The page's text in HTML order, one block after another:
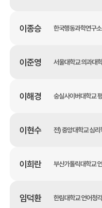
이종승 한국행동과학연구
이준영 서울대학교 의과대
이해경 숭실사이버대학교
이현수 전) 중앙대학교 심
이희란 부산가톨릭대학교
임덕환 한림대학교 언어청